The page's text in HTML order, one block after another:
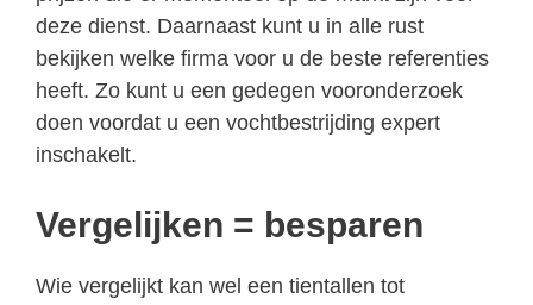
deze dienst. Daarnaast kunt u in alle rust
bekijken welke firma voor u de beste referenties
heeft. Zo kunt u een gedegen vooronderzoek
doen voordat u een vochtbestrijding expert
inschakelt.
Vergelijken = besparen
Wie vergelijkt kan wel een tientallen tot